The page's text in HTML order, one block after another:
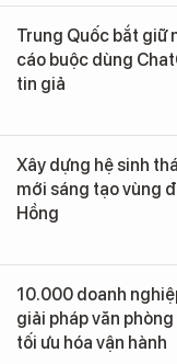
Trung Quốc bắt giữ
cáo buộc dùng
tin giả
Xây dựng hệ sinh
mới sáng tạo vùng
Hồng
10.000 doanh
giải pháp văn
tối ưu hóa vận hành